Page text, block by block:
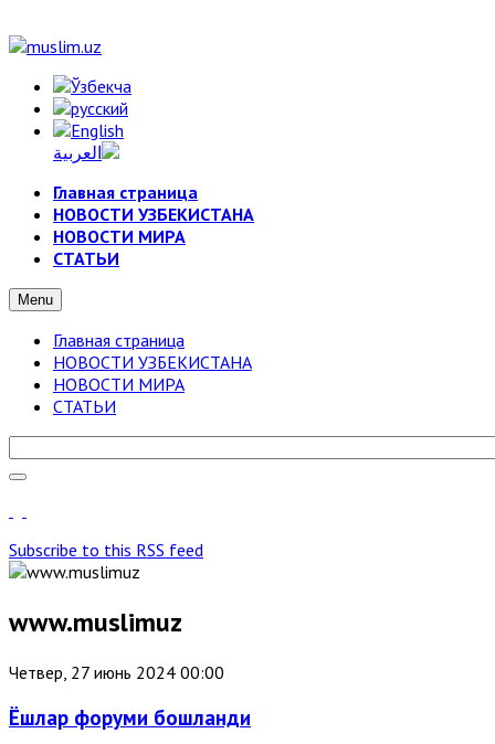
Главная страница
НОВОСТИ УЗБЕКИСТАНА
НОВОСТИ МИРА
СТАТЬИ
Menu
Главная страница
НОВОСТИ УЗБЕКИСТАНА
НОВОСТИ МИРА
СТАТЬИ
Subscribe to this RSS feed
www.muslimuz
Четвер, 27 июнь 2024 00:00
Ёшлар форуми бошланди